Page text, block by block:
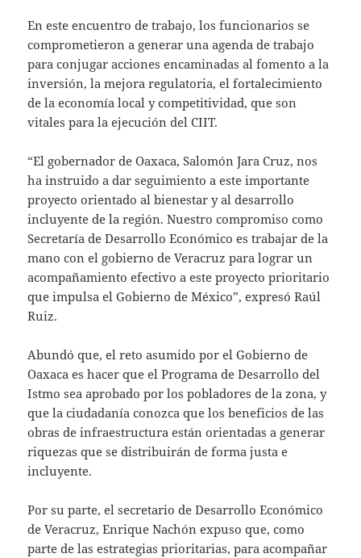
En este encuentro de trabajo, los funcionarios se
comprometieron a generar una agenda de trabajo
para conjugar acciones encaminadas al fomento a la
inversión, la mejora regulatoria, el fortalecimiento
de la economía local y competitividad, que son
vitales para la ejecución del CIIT.
“El gobernador de Oaxaca, Salomón Jara Cruz, nos
ha instruido a dar seguimiento a este importante
proyecto orientado al bienestar y al desarrollo
incluyente de la región. Nuestro compromiso como
Secretaría de Desarrollo Económico es trabajar de la
mano con el gobierno de Veracruz para lograr un
acompañamiento efectivo a este proyecto prioritario
que impulsa el Gobierno de México”, expresó Raúl
Ruiz.
Abundó que, el reto asumido por el Gobierno de
Oaxaca es hacer que el Programa de Desarrollo del
Istmo sea aprobado por los pobladores de la zona, y
que la ciudadanía conozca que los beneficios de las
obras de infraestructura están orientadas a generar
riquezas que se distribuirán de forma justa e
incluyente.
Por su parte, el secretario de Desarrollo Económico
de Veracruz, Enrique Nachón expuso que, como
parte de las estrategias prioritarias, para acompañar